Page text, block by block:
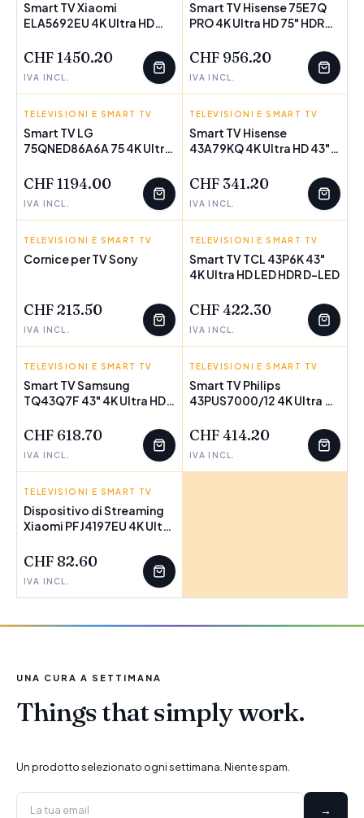
POCHI PEZZI
Smart TV Xiaomi
ELA5692EU 4K Ultra HD
(Ricondizionati A)
CHF 1450.20
IVA INCL.
POCHI PEZZI
Smart TV Hisense 75E7Q
PRO 4K Ultra HD 75" HDR
CHF 956.20
IVA INCL.
LG
POCHI PEZZI
TELEVISIONI E SMART TV
Smart TV LG
75QNED86A6A 75 4K Ultra
FreeSync QNED
CHF 1194.00
IVA INCL.
HISENSE
POCHI PEZZI
TELEVISIONI E SMART TV
Smart TV Hisense
43A79KQ 4K Ultra HD 43"
(Ricondizionati B)
CHF 341.20
IVA INCL.
SONY
TELEVISIONI E SMART TV
Cornice per TV Sony
CHF 213.50
IVA INCL.
TCL
TELEVISIONI E SMART TV
Smart TV TCL 43P6K 43"
4K Ultra HD LED HDR D-LED
CHF 422.30
IVA INCL.
SAMSUNG
TELEVISIONI E SMART TV
Smart TV Samsung
TQ43Q7F 43" 4K Ultra HD
CHF 618.70
IVA INCL.
PHILIPS
TELEVISIONI E SMART TV
Smart TV Philips
43PUS7000/12 4K Ultra HD
CHF 414.20
IVA INCL.
XIAOMI
TELEVISIONI E SMART TV
Dispositivo di Streaming
Xiaomi PFJ4197EU 4K Ultra
CHF 82.60
IVA INCL.
UNA CURA A SETTIMANA
Things that simply work.
Un prodotto selezionato ogni settimana. Niente spam.
→